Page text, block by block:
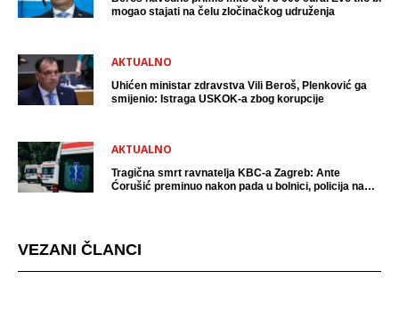
mogao stajati na čelu zločinačkog udruženja
AKTUALNO
Uhićen ministar zdravstva Vili Beroš, Plenković ga
smijenio: Istraga USKOK-a zbog korupcije
AKTUALNO
Tragična smrt ravnatelja KBC-a Zagreb: Ante
Ćorušić preminuo nakon pada u bolnici, policija na
VEZANI ČLANCI